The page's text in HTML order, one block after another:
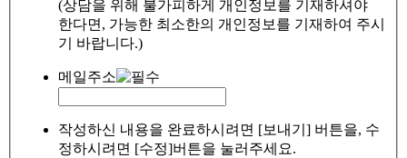
(상담을 위해 불가피하게 개인정보를 기재하셔야
한다면, 가능한 최소한의 개인정보를 기재하여 주시
기 바랍니다.)
메일주소
작성하신 내용을 완료하시려면 [보내기] 버튼을, 수
정하시려면 [수정]버튼을 눌러주세요.